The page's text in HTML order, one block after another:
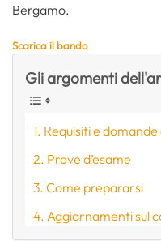
Bergamo.
Scarica il bando
Gli argomenti
Requisiti e
Prove d’esame
Come prepararsi
Aggiornamenti sul